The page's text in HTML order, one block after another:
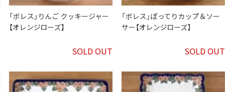
「ボレス」りんご クッキージャー
【オレンジローズ】
SOLD OUT
「ボレス」ぽってりカップ＆ソー
サー【オレンジローズ】
SOLD OUT